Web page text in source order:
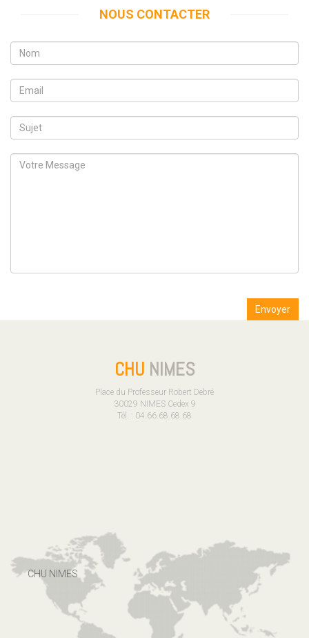
NOUS CONTACTER
CHU NIMES
Place du Professeur Robert Debré
30029 NIMES Cedex 9
Tél. : 04.66.68.68.68
CHU NIMES